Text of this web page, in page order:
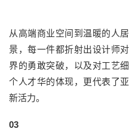
从高端商业空间到温暖的人
景，每一件都折射出设计师
界的勇敢突破，以及对工艺
个人才华的体现，更代表了
新活力。
03